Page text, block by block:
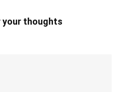
your thoughts